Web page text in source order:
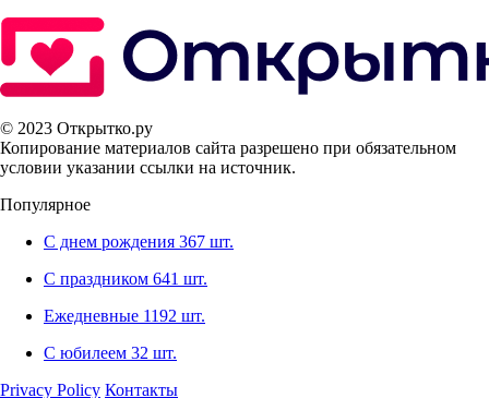
© 2023 Открытко.ру
Копирование материалов сайта разрешено при обязательном
условии указании ссылки на источник.
Популярное
С днем рождения 367 шт.
С праздником 641 шт.
Ежедневные 1192 шт.
С юбилеем 32 шт.
Privacy Policy Контакты